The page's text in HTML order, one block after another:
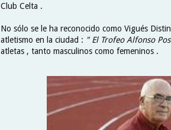
Club Celta .
No sólo se le ha reconocido como Vigués
atletismo en la ciudad : " El Trofeo Alfonso
atletas , tanto masculinos como femeninos .